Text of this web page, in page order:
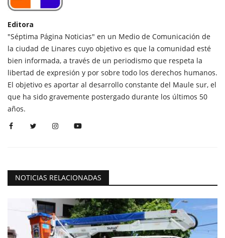
Editora
"Séptima Página Noticias" en un Medio de Comunicación de
la ciudad de Linares cuyo objetivo es que la comunidad esté
bien informada, a través de un periodismo que respeta la
libertad de expresión y por sobre todo los derechos humanos.
El objetivo es aportar al desarrollo constante del Maule sur, el
que ha sido gravemente postergado durante los últimos 50
años.
NOTICIAS RELACIONADAS